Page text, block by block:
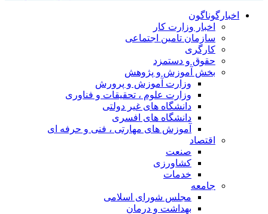
اخبارگوناگون
اخبار وزارت کار
سازمان تامین اجتماعی
کارگری
حقوق و دستمزد
بخش آموزش و پژوهش
وزارت آموزش و پرورش
وزارت علوم ، تحقیقات و فناوری
دانشگاه های غیر دولتی
دانشگاه های افسری
آموزش های مهارتی ، فنی و حرفه ای
اقتصاد
صنعت
کشاورزی
خدمات
جامعه
مجلس شورای اسلامی
بهداشت و درمان